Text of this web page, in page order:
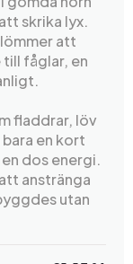
skrika lyx.
att
till fåglar, en
fladdrar, löv
en kort
dos energi.
anstränga
utan